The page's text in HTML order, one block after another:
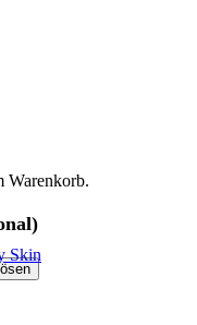
Warenkorb.
Skin